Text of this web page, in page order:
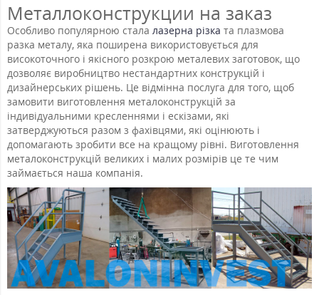
Металлоконструкции на заказ
Особливо популярною стала лазерна різка та плазмова
разка металу, яка поширена використовується для
високоточного і якісного розкрою металевих заготовок, що
дозволяє виробництво нестандартних конструкцій і
дизайнерських рішень. Це відмінна послуга для того, щоб
замовити виготовлення металоконструкцій за
індивідуальними кресленнями і ескізами, які
затверджуються разом з фахівцями, які оцінюють і
допомагають зробити все на кращому рівні. Виготовлення
металоконструкцій великих і малих розмірів це те чим
займається наша компанія.